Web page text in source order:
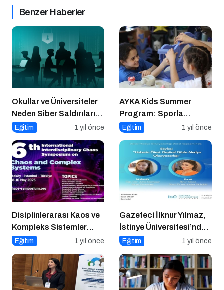
Benzer Haberler
Okullar ve Üniversiteler
Neden Siber Saldırıların
Hedefinde?
Eğitim 1 yıl önce
AYKA Kids Summer
Program: Sporla
Geleceğe Yönelik Bir
Eğitim 1 yıl önce
Disiplinlerarası Kaos ve
Kompleks Sistemler
Sempozyumu İçin Geri
Eğitim 1 yıl önce
Gazeteci İlknur Yılmaz,
İstinye Üniversitesi’nde
Dijital Medya
Konuğu Oldu
Eğitim 1 yıl önce